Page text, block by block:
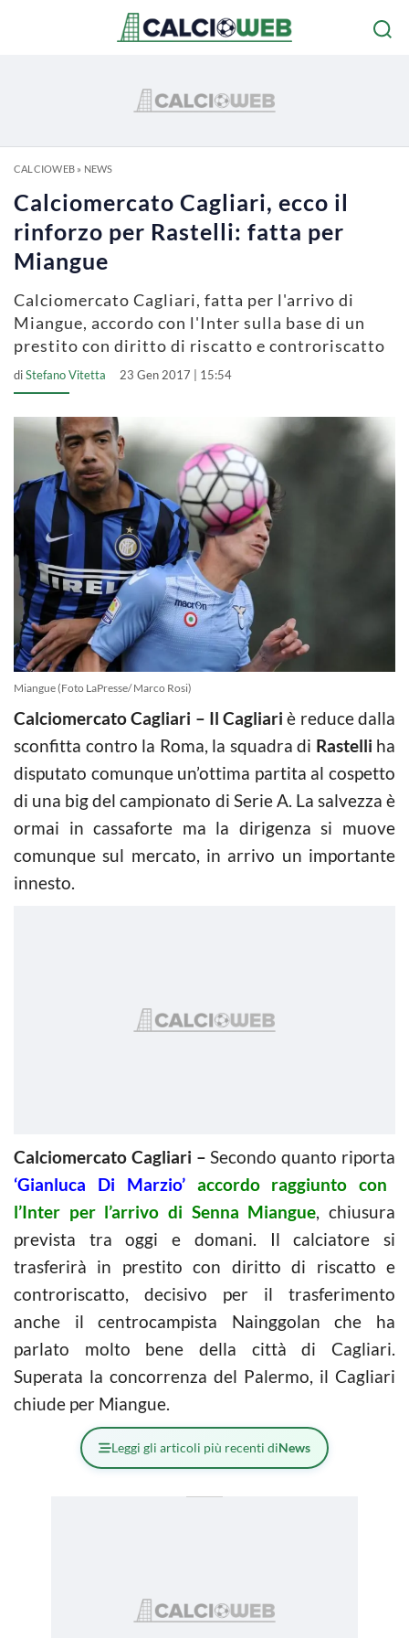
CALCIOWEB» NEWS
Calciomercato Cagliari, ecco il
rinforzo per Rastelli: fatta per
Miangue
Calciomercato Cagliari, fatta per l'arrivo di
Miangue, accordo con l'Inter sulla base di un
prestito con diritto di riscatto e controriscatto
diStefano Vitetta 23 Gen 2017 | 15:54
Miangue (Foto LaPresse/ Marco Rosi)
Calciomercato Cagliari – Il Cagliari è reduce dalla
sconfitta contro la Roma, la squadra di Rastelli ha
disputato comunque un’ottima partita al cospetto
di una big del campionato di Serie A. La salvezza è
ormai in cassaforte ma la dirigenza si muove
comunque sul mercato, in arrivo un importante
innesto.
Calciomercato Cagliari – Secondo quanto riporta
‘Gianluca Di Marzio’ accordo raggiunto con
l’Inter per l’arrivo di Senna Miangue, chiusura
prevista tra oggi e domani. Il calciatore si
trasferirà in prestito con diritto di riscatto e
controriscatto, decisivo per il trasferimento
anche il centrocampista Nainggolan che ha
parlato molto bene della città di Cagliari.
Superata la concorrenza del Palermo, il Cagliari
chiude per Miangue.
Leggi gli articoli più recenti diNews